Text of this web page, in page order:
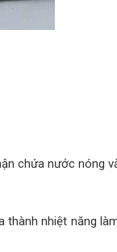
chứa nước nóng
nhiệt năng